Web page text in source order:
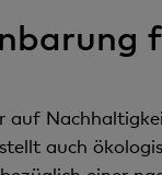
auf
auch